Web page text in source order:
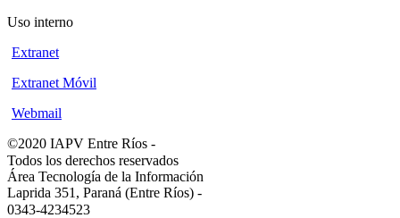
Uso interno
Extranet
Extranet Móvil
Webmail
©2020 IAPV Entre Ríos -
Todos los derechos reservados
Área Tecnología de la Información
Laprida 351, Paraná (Entre Ríos) -
0343-4234523